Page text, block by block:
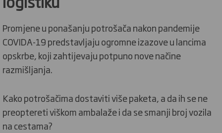
Promjene u ponašanju potrošača nakon pandemije
COVIDA-19 predstavljaju ogromne izazove u lancima
opskrbe, koji zahtijevaju potpuno nove načine
razmišljanja.
Kako potrošačima dostaviti više paketa, a da ih se ne
preoptereti viškom ambalaže i da se smanji broj vozila
na cestama?